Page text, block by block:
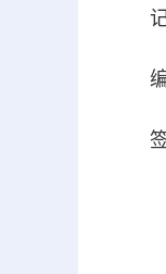
记
编
签